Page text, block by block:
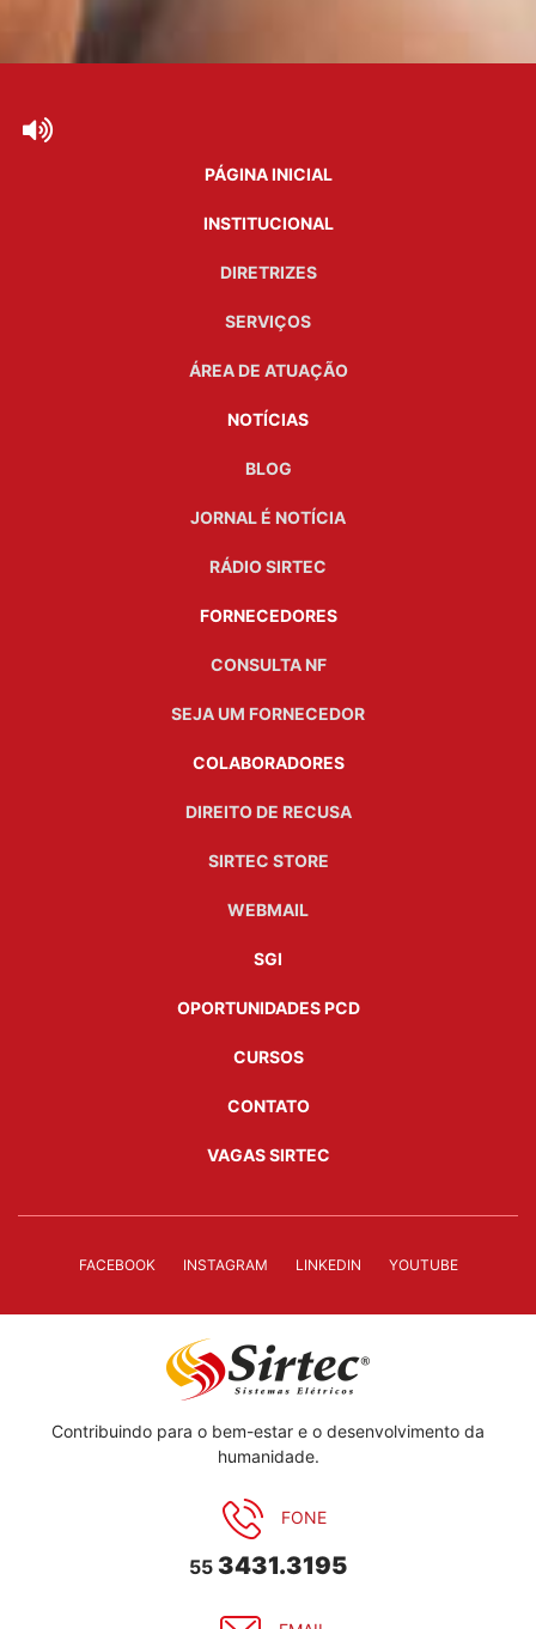
PÁGINA INICIAL
INSTITUCIONAL
DIRETRIZES
SERVIÇOS
ÁREA DE ATUAÇÃO
NOTÍCIAS
BLOG
JORNAL É NOTÍCIA
RÁDIO SIRTEC
FORNECEDORES
CONSULTA NF
SEJA UM FORNECEDOR
COLABORADORES
DIREITO DE RECUSA
SIRTEC STORE
WEBMAIL
SGI
OPORTUNIDADES PCD
CURSOS
CONTATO
VAGAS SIRTEC
FACEBOOK INSTAGRAM LINKEDIN YOUTUBE
Contribuindo para o bem-estar e o desenvolvimento da
humanidade.
FONE
55 3431.3195